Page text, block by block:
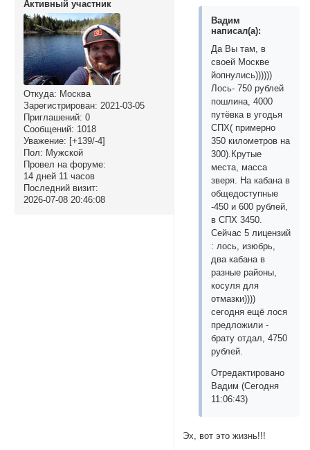
Активный участник
Откуда: Москва
Зарегистрирован: 2021-03-05
Приглашений: 0
Сообщений: 1018
Уважение: [+139/-4]
Пол: Мужской
Провел на форуме:
14 дней 11 часов
Последний визит:
2026-07-08 20:46:08
Вадим
написал(а):
Да Вы там, в
своей Москве
йопнулись))))))
Лось- 750 рублей
пошлина, 4000
путёвка в угодья
СПХ( примерно
350 километров на
300).Крутые
места, масса
зверя. На кабана в
общедоступные
-450 и 600 рублей,
в СПХ 3450.
Сейчас 5 лицензий
: лось, изюбрь,
два кабана в
разные районы,
косуля для
отмазки))))
сегодня ещё лося
предложили -
брату отдал, 4750
рублей.
Отредактировано
Вадим (Сегодня
11:06:43)
Эх, вот это жизнь!!!